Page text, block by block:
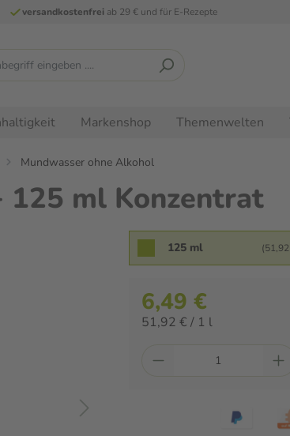
versandkostenfreiab 29 € und für E-Rezepte
Markenshop Themenwelten
Mundwasser ohne Alkohol
125 ml Konzentrat
125 ml
6,49 €
51,92 € / 1 l